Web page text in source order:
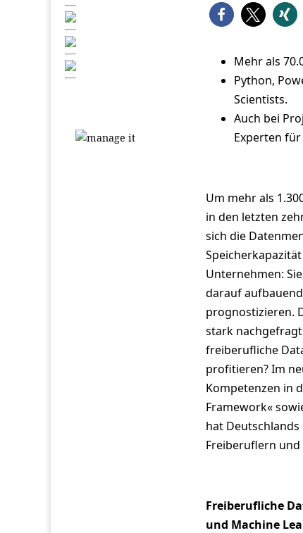
Mehr als
Python,
Scientists.
Auch bei
Experten
Um mehr als
in den letzten
sich die
Unternehmen:
darauf
prognostizieren.
stark
freiberufliche
profitieren? Im
Kompetenzen in
Framework«
hat
Freiberuflern
Freiberufliche
und Machine